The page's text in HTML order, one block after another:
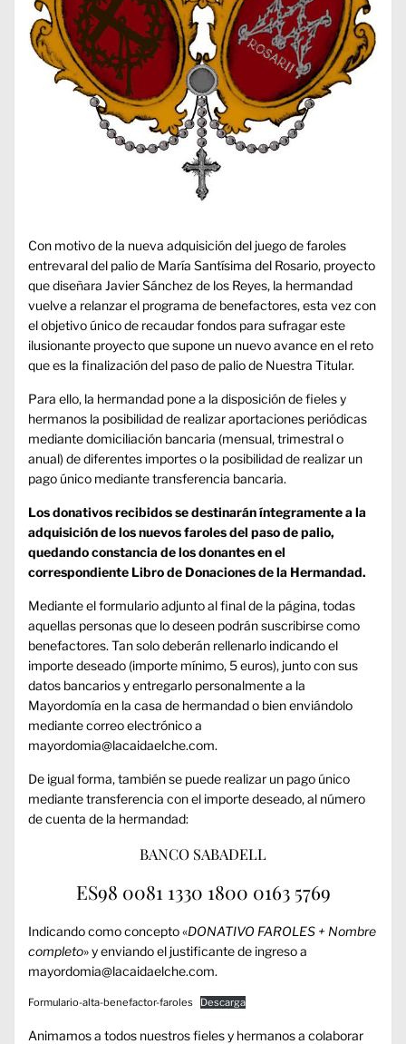
Con motivo de la nueva adquisición del juego de faroles
entrevaral del palio de María Santísima del Rosario, proyecto
que diseñara Javier Sánchez de los Reyes, la hermandad
vuelve a relanzar el programa de benefactores, esta vez con
el objetivo único de recaudar fondos para sufragar este
ilusionante proyecto que supone un nuevo avance en el reto
que es la finalización del paso de palio de Nuestra Titular.
Para ello, la hermandad pone a la disposición de fieles y
hermanos la posibilidad de realizar aportaciones periódicas
mediante domiciliación bancaria (mensual, trimestral o
anual) de diferentes importes o la posibilidad de realizar un
pago único mediante transferencia bancaria.
Los donativos recibidos se destinarán íntegramente a la
adquisición de los nuevos faroles del paso de palio,
quedando constancia de los donantes en el
correspondiente Libro de Donaciones de la Hermandad.
Mediante el formulario adjunto al final de la página, todas
aquellas personas que lo deseen podrán suscribirse como
benefactores. Tan solo deberán rellenarlo indicando el
importe deseado (importe mínimo, 5 euros), junto con sus
datos bancarios y entregarlo personalmente a la
Mayordomía en la casa de hermandad o bien enviándolo
mediante correo electrónico a
mayordomia@lacaidaelche.com.
De igual forma, también se puede realizar un pago único
mediante transferencia con el importe deseado, al número
de cuenta de la hermandad:
BANCO SABADELL
ES98 0081 1330 1800 0163 5769
Indicando como concepto «DONATIVO FAROLES + Nombre
completo» y enviando el justificante de ingreso a
mayordomia@lacaidaelche.com.
Formulario-alta-benefactor-faroles Descarga
Animamos a todos nuestros fieles y hermanos a colaborar